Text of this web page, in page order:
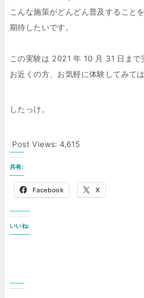
こんな施策がどんどん普及することを
期待したいです。
この実験は 2021 年 10 月 31 日まで
お近くの方、お気軽に体験してみて
したっけ。
Post Views: 4,615
共有:
Facebook X
いいね: